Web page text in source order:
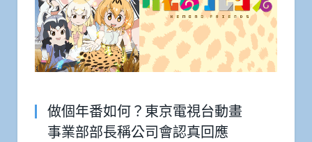
做個年番如何？東京電視台動畫
事業部部長稱公司會認真回應